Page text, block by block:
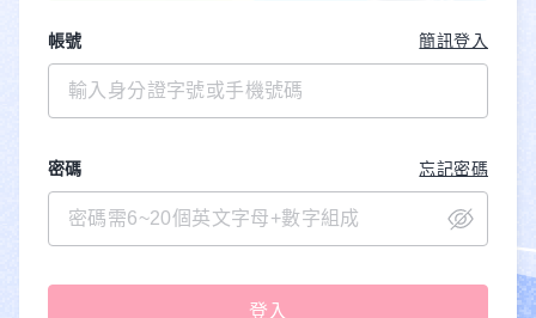
帳號 簡訊登入
密碼 忘記密碼